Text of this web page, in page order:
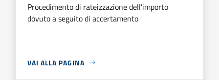
Procedimento di rateizzazione dell'importo
dovuto a seguito di accertamento
VAI ALLA PAGINA